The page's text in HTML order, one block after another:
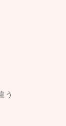
う